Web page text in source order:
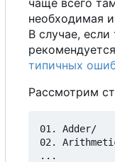
необходимая
В случае, если
типичных
Рассмотрим
01. Adder/
02.
...